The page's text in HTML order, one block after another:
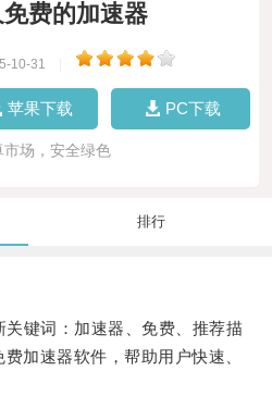
费的加速器
10-31
苹果下载 PC下载
市场，安全绿色
排行
键词：加速器、免费、推荐描
加速器软件，帮助用户快速、